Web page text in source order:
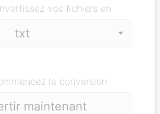
vos fichiers en
la conversion
maintenant